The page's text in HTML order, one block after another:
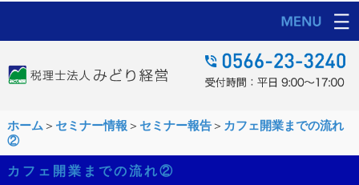
ホーム ＞ セミナー情報 ＞ セミナー報告＞ カフェ開業までの流れ
②
カフェ開業までの流れ②